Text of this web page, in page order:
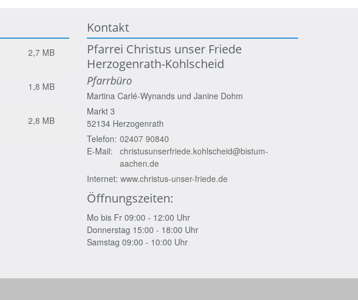
2,7 MB
1,8 MB
2,8 MB
Kontakt
Pfarrei Christus unser Friede
Herzogenrath-Kohlscheid
Pfarrbüro
Martina Carlé-Wynands und Janine Dohm
Markt 3
52134 Herzogenrath
Telefon: 02407 90840
E-Mail:
christusunserfriede.kohlscheid@bistum-
aachen.de
Internet: www.christus-unser-friede.de
Öffnungszeiten:
Mo bis Fr 09:00 - 12:00 Uhr
Donnerstag 15:00 - 18:00 Uhr
Samstag 09:00 - 10:00 Uhr